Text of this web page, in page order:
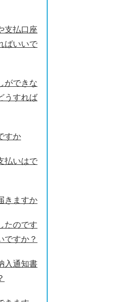
支払口座
ばいいで
ができな
うすれば
すか
払いはで
きますか
たのです
ですか？
入通知書